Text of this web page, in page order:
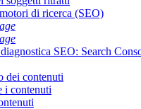
di ricerca (SEO)
SEO: Search
dei contenuti
i contenuti